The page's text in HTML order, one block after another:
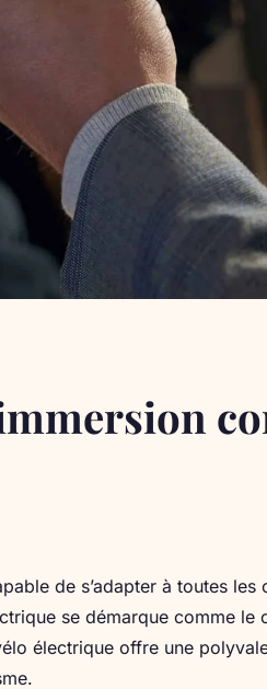
de s’adapter à toutes les
se démarque comme le
électrique offre une